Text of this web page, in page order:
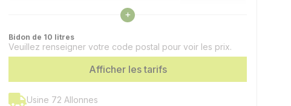
Fer (Chélate EDTA) 3,2 g / litre
Manganèse (Chélaté EDTA)
Cuivre (Chélaté EDTA)
Voir les caractéristiques
+
Bidon de 10 litres
Veuillez renseigner votre code postal pour voir les prix.
Afficher les tarifs
Usine 72 Allonnes